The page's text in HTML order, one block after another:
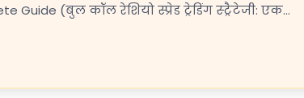
Guide (बुल कॉल रेशियो स्प्रेड ट्रेडिंग स्ट्रैटेजी: एक...